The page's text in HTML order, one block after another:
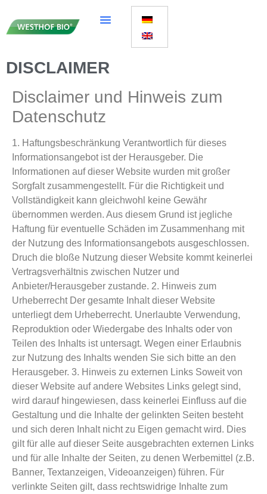
DISCLAIMER
Disclaimer und Hinweis zum
Datenschutz
1. Haftungsbeschränkung Verantwortlich für dieses
Informationsangebot ist der Herausgeber. Die
Informationen auf dieser Website wurden mit großer
Sorgfalt zusammengestellt. Für die Richtigkeit und
Vollständigkeit kann gleichwohl keine Gewähr
übernommen werden. Aus diesem Grund ist jegliche
Haftung für eventuelle Schäden im Zusammenhang mit
der Nutzung des Informationsangebots ausgeschlossen.
Druch die bloße Nutzung dieser Website kommt keinerlei
Vertragsverhältnis zwischen Nutzer und
Anbieter/Herausgeber zustande. 2. Hinweis zum
Urheberrecht Der gesamte Inhalt dieser Website
unterliegt dem Urheberrecht. Unerlaubte Verwendung,
Reproduktion oder Wiedergabe des Inhalts oder von
Teilen des Inhalts ist untersagt. Wegen einer Erlaubnis
zur Nutzung des Inhalts wenden Sie sich bitte an den
Herausgeber. 3. Hinweis zu externen Links Soweit von
dieser Website auf andere Websites Links gelegt sind,
wird darauf hingewiesen, dass keinerlei Einfluss auf die
Gestaltung und die Inhalte der gelinkten Seiten besteht
und sich deren Inhalt nicht zu Eigen gemacht wird. Dies
gilt für alle auf dieser Seite ausgebrachten externen Links
und für alle Inhalte der Seiten, zu denen Werbemittel (z.B.
Banner, Textanzeigen, Videoanzeigen) führen. Für
verlinkte Seiten gilt, dass rechtswidrige Inhalte zum